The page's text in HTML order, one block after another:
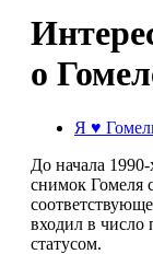
о
Я ♥
До начала
снимок Гомеля
входил в
статусом.